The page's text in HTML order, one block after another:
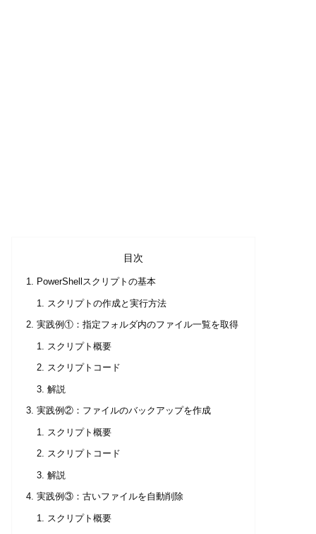
目次
PowerShellスクリプトの基本
スクリプトの作成と実行方法
実践例①：指定フォルダ内のファイル一覧を取得
スクリプト概要
スクリプトコード
解説
実践例②：ファイルのバックアップを作成
スクリプト概要
スクリプトコード
解説
実践例③：古いファイルを自動削除
スクリプト概要